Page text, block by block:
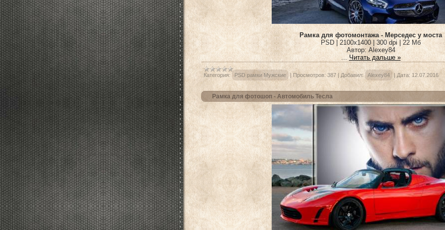
Рамка для фотомонтажа - Мерседес у моста
PSD | 2100x1400 | 300 dpi | 22 Мб
Автор: Alexey84
... Читать дальше »
Категория: PSD рамки Мужские | Просмотров: 387 | Добавил: Alexey84 | Дата: 12.07.2016
Рамка для фотошоп - Автомобиль Тесла